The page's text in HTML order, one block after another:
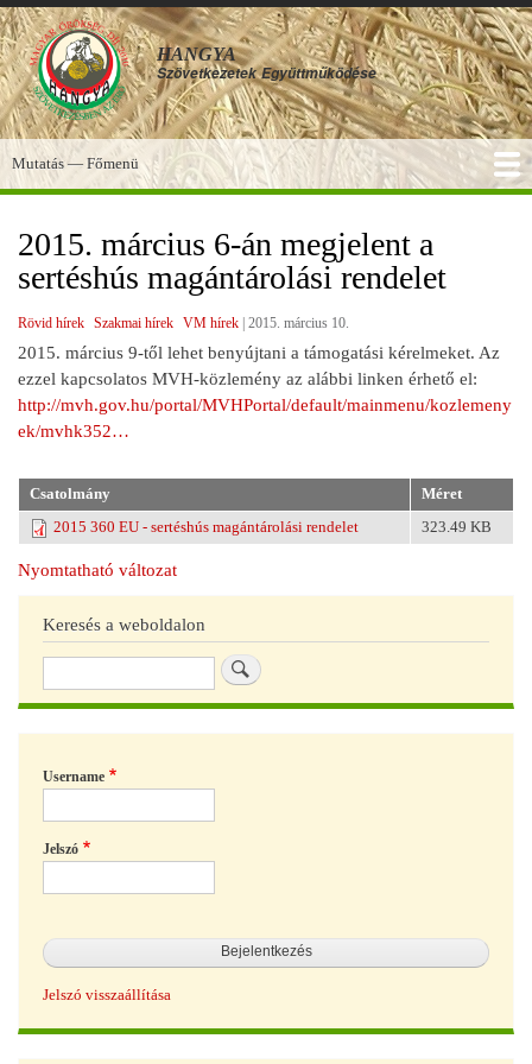
Ugrás
a
tartalomra
HANGYA
Szövetkezetek Együttműködése
Főmenü
Mutatás — Főmenü
2015. március 6-án megjelent a
sertéshús magántárolási rendelet
Rövid hírek Szakmai hírek VM hírek 2015. március 10.
2015. március 9-től lehet benyújtani a támogatási kérelmeket. Az
ezzel kapcsolatos MVH-közlemény az alábbi linken érhető el:
http://mvh.gov.hu/portal/MVHPortal/default/mainmenu/kozlemeny
ek/mvhk352…
Csatolmány
Méret
2015 360 EU - sertéshús magántárolási rendelet
323.49 KB
Nyomtatható változat
Keresés a weboldalon
Username
Jelszó
Jelszó visszaállítása